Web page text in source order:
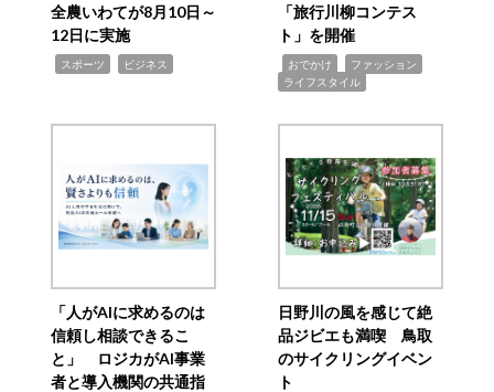
全農いわてが8月10日～
12日に実施
スポーツ ビジネス
「旅行川柳コンテス
ト」を開催
おでかけ ファッション
ライフスタイル
「人がAIに求めるのは
信頼し相談できるこ
と」 ロジカがAI事業
者と導入機関の共通指
日野川の風を感じて絶
品ジビエも満喫 鳥取
のサイクリングイベン
ト